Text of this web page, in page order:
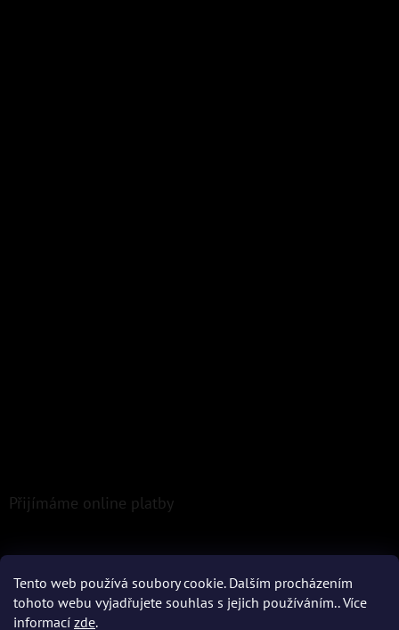
Tento web používá soubory cookie. Dalším procházením
tohoto webu vyjadřujete souhlas s jejich používáním.. Více
informací zde.
Přijímáme online platby